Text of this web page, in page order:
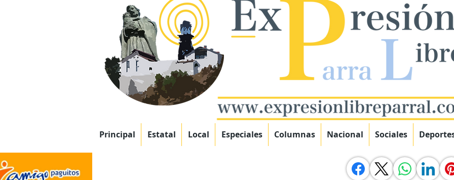
Principal Estatal Local Especiales Columnas Nacional Sociales